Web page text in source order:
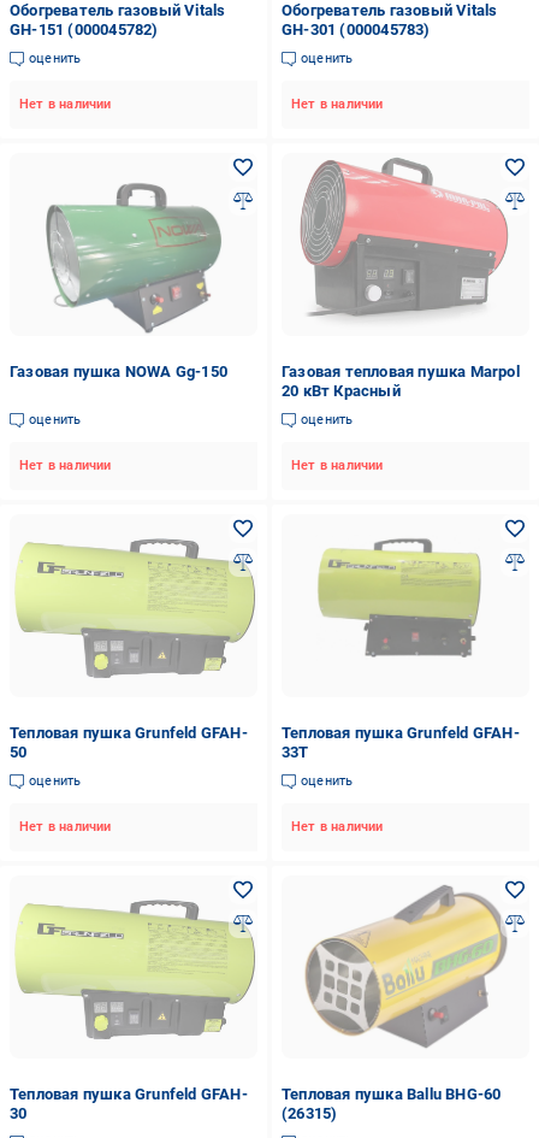
Обогреватель газовый Vitals
GH-151 (000045782)
оценить
Нет в наличии
Обогреватель газовый Vitals
GH-301 (000045783)
оценить
Нет в наличии
Газовая пушка NOWA Gg-150
оценить
Нет в наличии
Газовая тепловая пушка Marpol
20 кВт Красный
оценить
Нет в наличии
Тепловая пушка Grunfeld GFAH-
50
оценить
Нет в наличии
Тепловая пушка Grunfeld GFAH-
33T
оценить
Нет в наличии
Тепловая пушка Grunfeld GFAH-
30
Тепловая пушка Ballu BHG-60
(26315)